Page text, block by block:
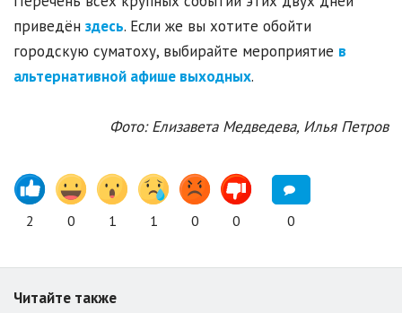
приведён здесь. Если же вы хотите обойти
городскую суматоху, выбирайте мероприятие в
альтернативной афише выходных.
Фото: Елизавета Медведева, Илья Петров
2 0 1 1 0 0 0
Читайте также